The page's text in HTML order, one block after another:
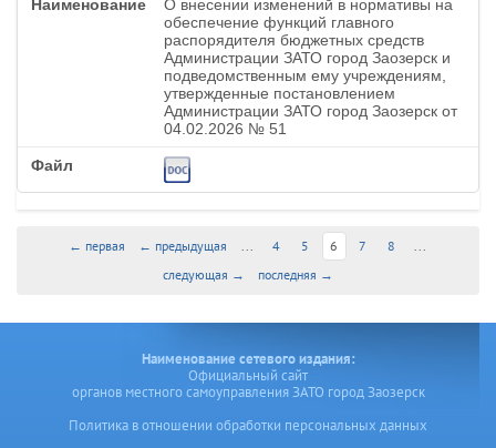
О внесении изменений в нормативы на
обеспечение функций главного
распорядителя бюджетных средств
Администрации ЗАТО город Заозерск и
подведомственным ему учреждениям,
утвержденные постановлением
Администрации ЗАТО город Заозерск от
04.02.2026 № 51
← первая ← предыдущая ... 4 5 6 7 8
...
следующая →
последняя →
Наименование сетевого издания:
Официальный сайт
органов местного самоуправления ЗАТО город Заозерск
Политика в отношении обработки персональных данных